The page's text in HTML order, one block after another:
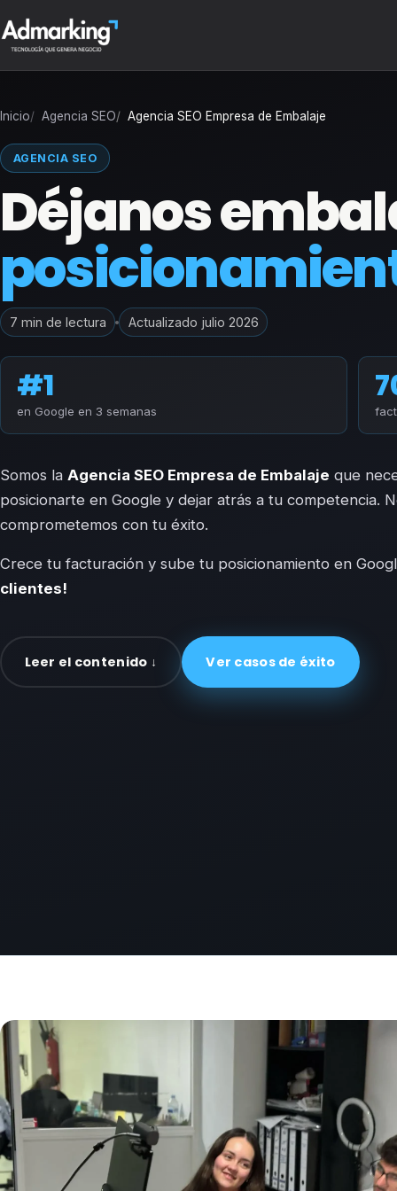
Inicio Agencia SEO Agencia SEO Empresa de Embalaje
AGENCIA SEO
Déjanos
7 min de lectura Actualizado julio 2026
#1
en Google en 3 semanas
Somos la Agencia SEO Empresa de Embalaje que
posicionarte en Google y dejar atrás a tu competencia.
comprometemos con tu éxito.
Crece tu facturación y sube tu posicionamiento en
clientes!
Leer el contenido ↓ Ver casos de éxito